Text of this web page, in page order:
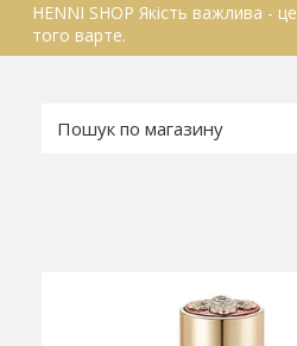
HENNI SHOP Якість важлива - це
того варте.